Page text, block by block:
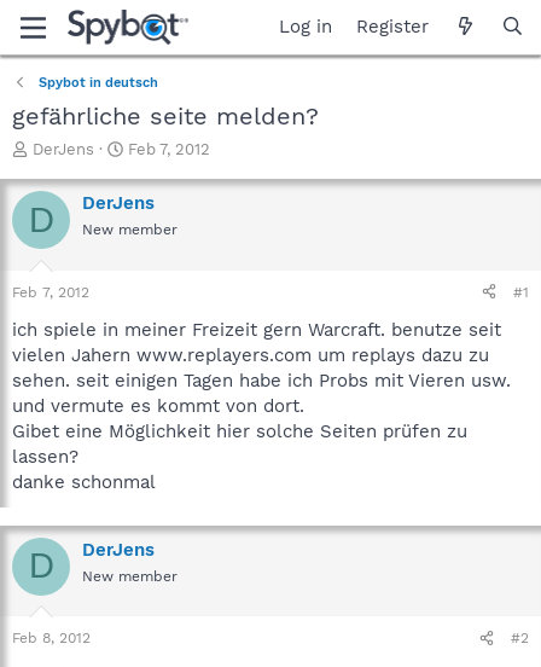
Log in Register
Spybot in deutsch
gefährliche seite melden?
T
r
e
a
t
a
t
e
r
DerJens
S
a
r
t
e
Feb 7, 2012
D DerJens
New member
Feb 7, 2012 #1
ich spiele in meiner Freizeit gern Warcraft. benutze seit
vielen Jahern www.replayers.com um replays dazu zu
sehen. seit einigen Tagen habe ich Probs mit Vieren usw.
und vermute es kommt von dort.
Gibet eine Möglichkeit hier solche Seiten prüfen zu
lassen?
danke schonmal
D DerJens
New member
Feb 8, 2012 #2